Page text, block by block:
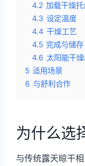
4.2 加载干燥
4.3 设定温度
4.4 干燥工艺
4.5 完成与储存
4.6 太阳能干
5 适用场景
6 与舒利合作
为什么选
与传统露天晾干